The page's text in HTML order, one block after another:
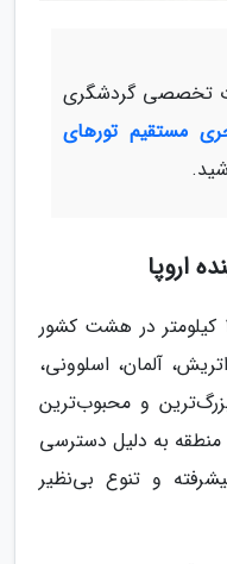
تخصصی گردشگری
مستقیم تورهای
رشته‌کوه آلپ با امتداد تقریبی 1200 کیلومتر در هشت کشور
آلمان، اسلوونی،
و محبوب‌ترین
به دلیل دسترسی
و تنوع بی‌نظیر